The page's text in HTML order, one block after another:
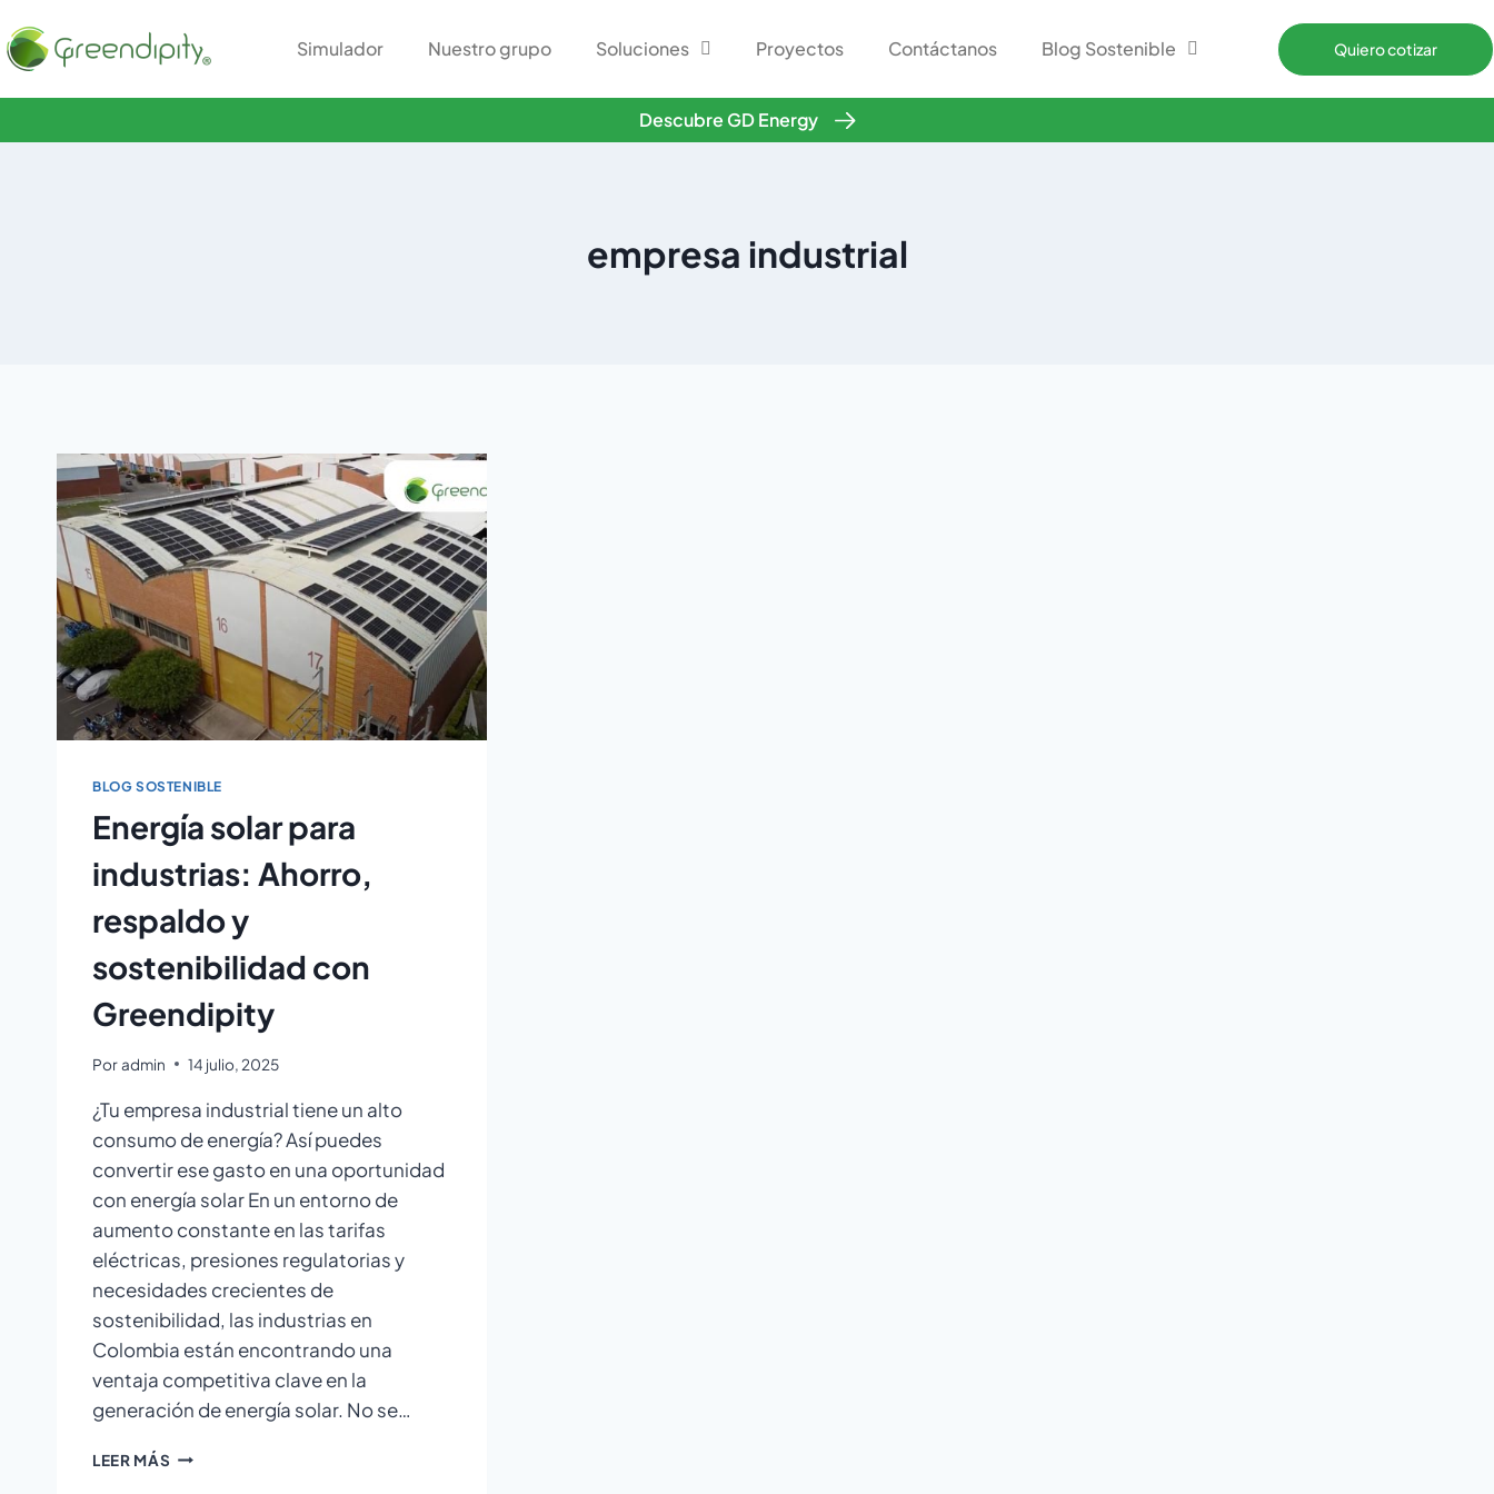
Simulador Nuestro grupo Soluciones Proyectos Contáctanos Blog Sostenible Quiero cotizar
Descubre GD Energy
empresa industrial
BLOG SOSTENIBLE
Energía solar para
industrias: Ahorro,
respaldo y
sostenibilidad con
Greendipity
Poradmin 14 julio, 2025
¿Tu empresa industrial tiene un alto
consumo de energía? Así puedes
convertir ese gasto en una oportunidad
con energía solar En un entorno de
aumento constante en las tarifas
eléctricas, presiones regulatorias y
necesidades crecientes de
sostenibilidad, las industrias en
Colombia están encontrando una
ventaja competitiva clave en la
generación de energía solar. No se…
LEER MÁS